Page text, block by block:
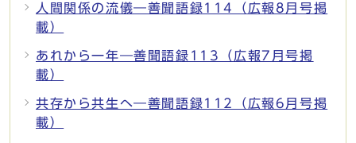
人間関係の流儀―善聞語録114（広報8月号掲
載）
あれから一年―善聞語録113（広報7月号掲
載）
共存から共生へ―善聞語録112（広報6月号掲
載）